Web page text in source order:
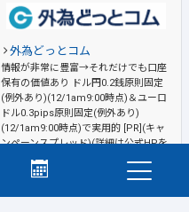
外為どっとコム
情報が非常に豊富→それだけでも口座
保有の価値あり
ドル円0.2銭原則固定
(例外あり)(12/1am9:00時点)＆ユーロ
ドル0.3pips原則固定(例外あり)
(12/1am9:00時点)で実用的 [PR](キャ
ンペーンスプレッド)(詳細は公式HPを
ご確認ください)